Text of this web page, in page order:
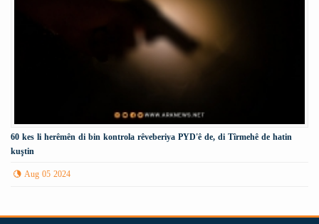
60 kes li herêmên di bin kontrola rêveberiya PYD'ê de, di Tîrmehê de hatin
kuştin
Aug 05 2024